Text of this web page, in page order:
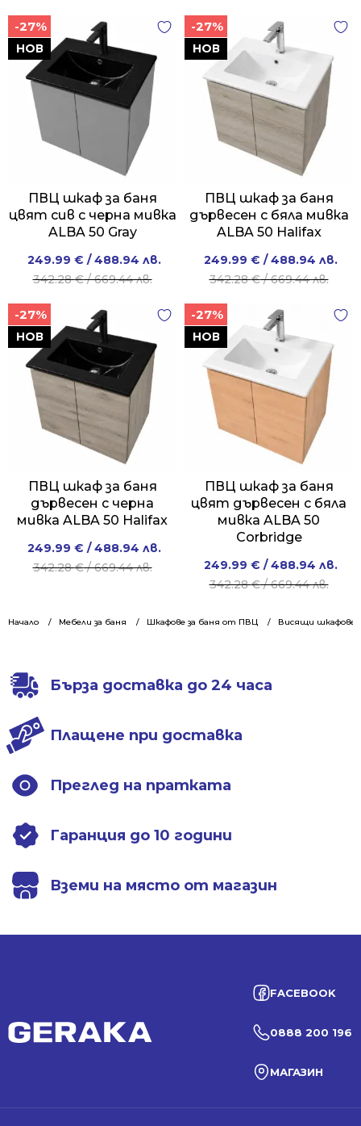
Начало Мебели за баня Шкафове за баня от ПВЦ Висящи шкафове
342.28 €
/
669.44 лв..
249.99 €
/
488.94 лв..
/
669.44 лв..
/
488.94 лв..
НОВ
-27%
ПВЦ шкаф за баня
цвят сив с черна мивка
ALBA 50 Gray
342.28€/ 669.44 лв.
Original
price
342.28 €
/
669.44 лв..
249.99 € / 488.94 лв.
Current
price
249.99 €
/
488.94 лв..
НОВ
-27%
ПВЦ шкаф за баня
дървесен с бяла мивка
ALBA 50 Halifax
342.28€/ 669.44 лв.
Original
price
342.28 €
669.44 лв..
249.99 € / 488.94 лв.
Current
price
249.99 €
488.94 лв..
НОВ
-27%
ПВЦ шкаф за баня
дървесен с черна
мивка ALBA 50 Halifax
342.28€/ 669.44 лв.
Original
price
/
249.99 € / 488.94 лв.
Current
price
/
НОВ
-27%
ПВЦ шкаф за баня
цвят дървесен с бяла
мивка ALBA 50
Corbridge
342.28€/ 669.44 лв.
Original
price
342.28 €
249.99 € / 488.94 лв.
Current
price
249.99 €
Бърза доставка до 24 часа
Плащене при доставка
Преглед на пратката
Гаранция до 10 години
Вземи на място от магазин
FACEBOOK
0888 200 196
МАГАЗИН